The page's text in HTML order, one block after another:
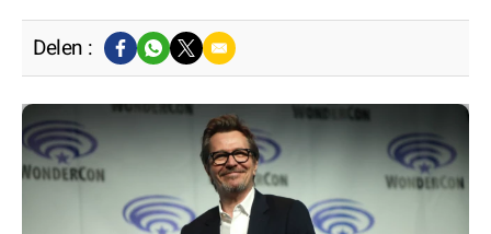
Delen :